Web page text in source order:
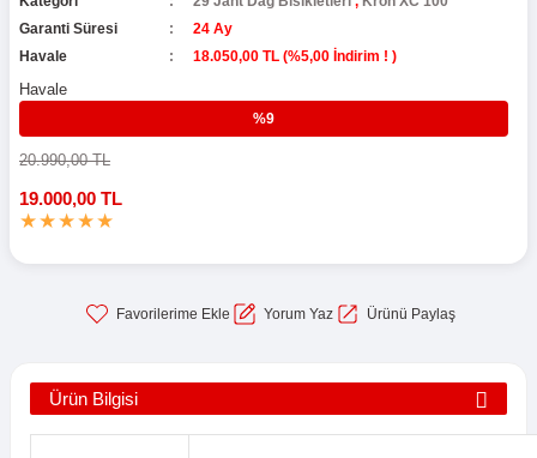
Garanti Süresi
24 Ay
Havale
18.050,00 TL (%5,00 İndirim ! )
Havale
%9
20.990,00 TL
19.000,00 TL
Yorum Yaz Ürünü Paylaş
Ürün Bilgisi